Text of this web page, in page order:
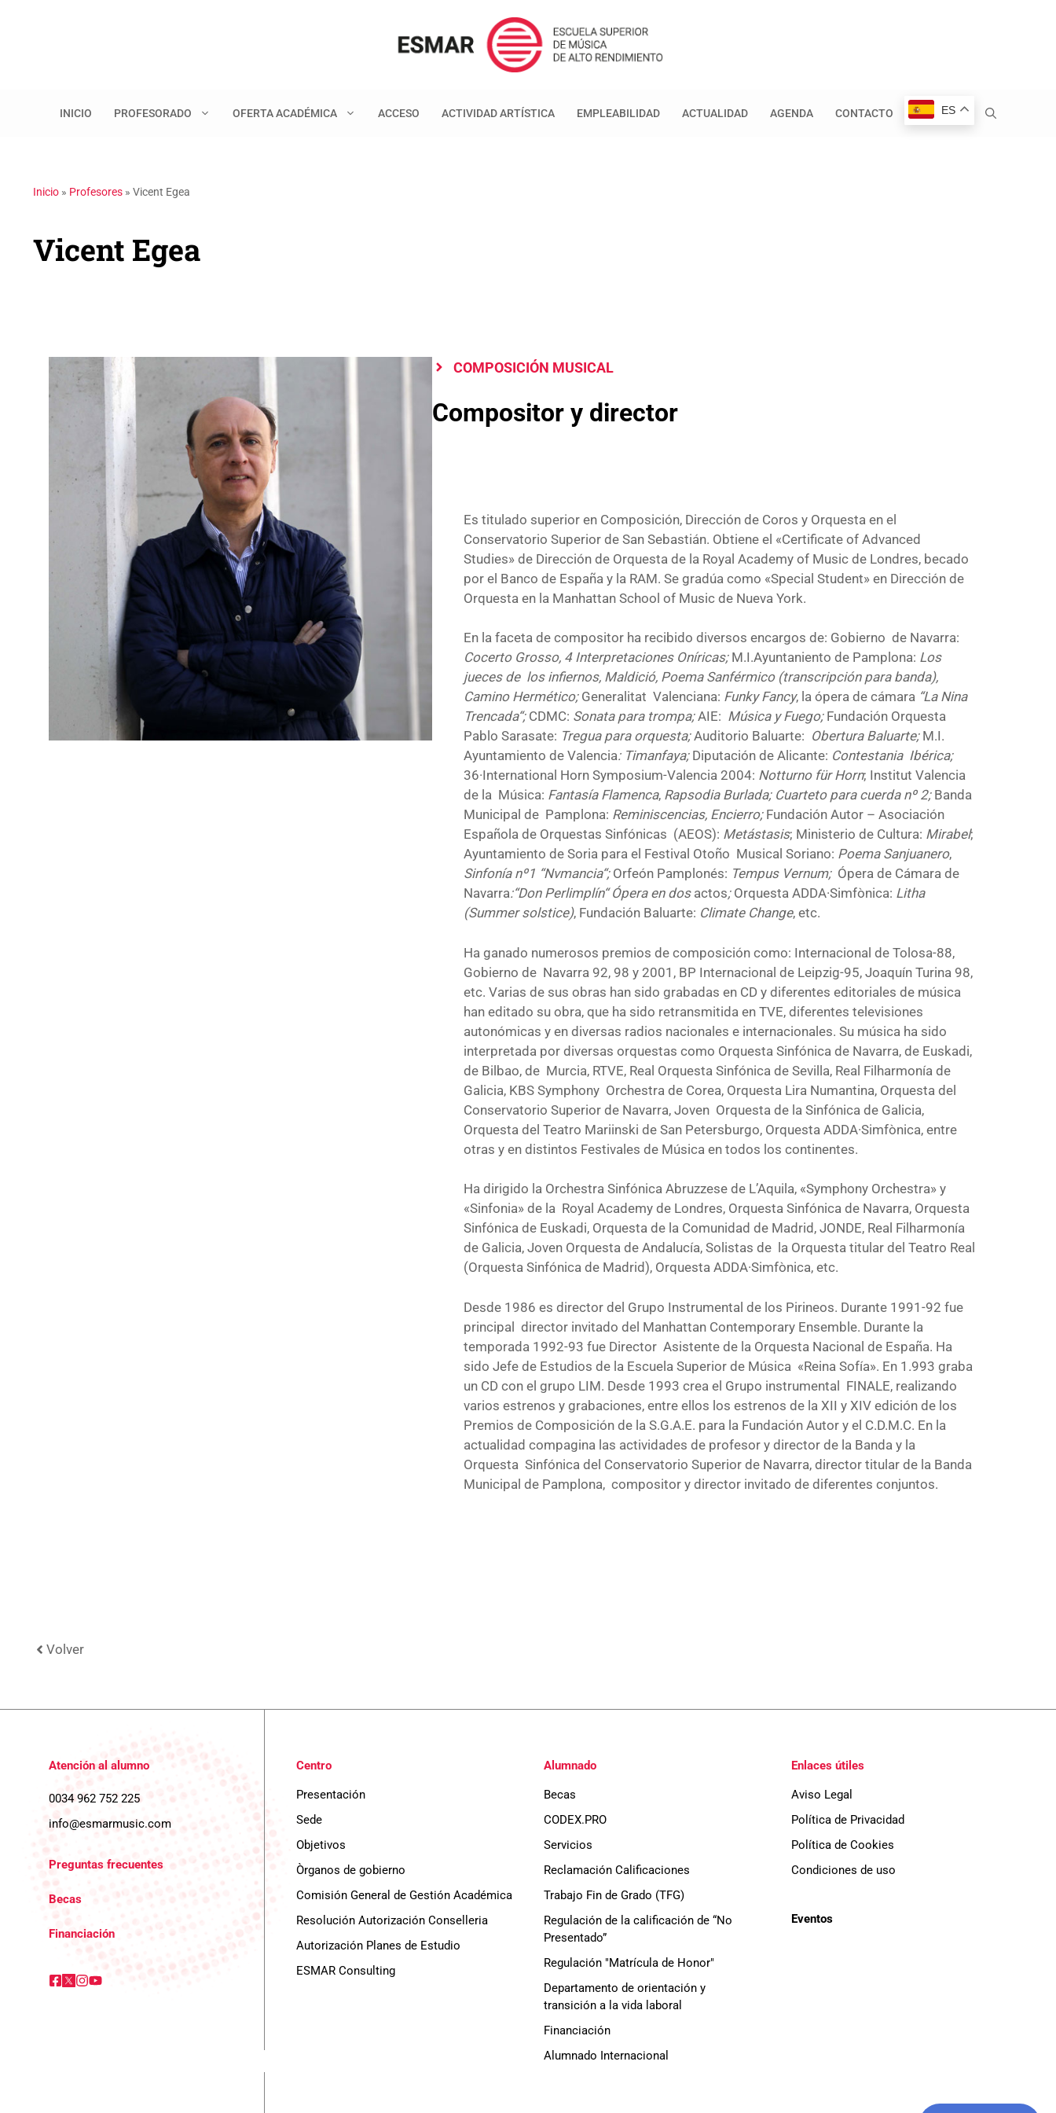
INICIO PROFESORADO OFERTA ACADÉMICA ACCESO ACTIVIDAD ARTÍSTICA EMPLEABILIDAD ACTUALIDAD AGENDA CONTACTO ES
Inicio » Profesores » Vicent Egea
Vicent Egea
COMPOSICIÓN MUSICAL
Compositor y director
Es titulado superior en Composición, Dirección de Coros y Orquesta en el
Conservatorio Superior de San Sebastián. Obtiene el «Certificate of Advanced
Studies» de Dirección de Orquesta de la Royal Academy of Music de Londres, becado
por el Banco de España y la RAM. Se gradúa como «Special Student» en Dirección de
Orquesta en la Manhattan School of Music de Nueva York.
En la faceta de compositor ha recibido diversos encargos de: Gobierno de Navarra:
Cocerto Grosso, 4 Interpretaciones Oníricas; M.I.Ayuntaniento de Pamplona: Los
jueces de los infiernos, Maldició, Poema Sanférmico (transcripción para banda),
Camino Hermético; Generalitat Valenciana: Funky Fancy, la ópera de cámara “La Nina
Trencada“; CDMC: Sonata para trompa;AIE: Música y Fuego; Fundación Orquesta
Pablo Sarasate: Tregua para orquesta;Auditorio Baluarte: Obertura Baluarte; M.I.
Ayuntamiento de Valencia: Timanfaya; Diputación de Alicante: Contestania Ibérica;
36·International Horn Symposium-Valencia 2004: Notturno für Horn; Institut Valencia
de la Música: Fantasía Flamenca, Rapsodia Burlada; Cuarteto para cuerda nº 2; Banda
Municipal de Pamplona: Reminiscencias, Encierro; Fundación Autor – Asociación
Española de Orquestas Sinfónicas (AEOS): Metástasis; Ministerio de Cultura: Mirabel;
Ayuntamiento de Soria para el Festival Otoño Musical Soriano: Poema Sanjuanero,
Sinfonía nº1 “Nvmancia“; Orfeón Pamplonés: Tempus Vernum; Ópera de Cámara de
Navarra:“Don Perlimplín“ Ópera en dos actos; Orquesta ADDA·Simfònica: Litha
(Summer solstice), Fundación Baluarte: Climate Change, etc.
Ha ganado numerosos premios de composición como: Internacional de Tolosa-88,
Gobierno de Navarra 92, 98 y 2001, BP Internacional de Leipzig-95, Joaquín Turina 98,
etc. Varias de sus obras han sido grabadas en CD y diferentes editoriales de música
han editado su obra, que ha sido retransmitida en TVE, diferentes televisiones
autonómicas y en diversas radios nacionales e internacionales. Su música ha sido
interpretada por diversas orquestas como Orquesta Sinfónica de Navarra, de Euskadi,
de Bilbao, de Murcia, RTVE, Real Orquesta Sinfónica de Sevilla, Real Filharmonía de
Galicia, KBS Symphony Orchestra de Corea, Orquesta Lira Numantina, Orquesta del
Conservatorio Superior de Navarra, Joven Orquesta de la Sinfónica de Galicia,
Orquesta del Teatro Mariinski de San Petersburgo, Orquesta ADDA·Simfònica, entre
otras y en distintos Festivales de Música en todos los continentes.
Ha dirigido la Orchestra Sinfónica Abruzzese de L’Aquila, «Symphony Orchestra» y
«Sinfonia» de la Royal Academy de Londres, Orquesta Sinfónica de Navarra, Orquesta
Sinfónica de Euskadi, Orquesta de la Comunidad de Madrid, JONDE, Real Filharmonía
de Galicia, Joven Orquesta de Andalucía, Solistas de la Orquesta titular del Teatro Real
(Orquesta Sinfónica de Madrid), Orquesta ADDA·Simfònica, etc.
Desde 1986 es director del Grupo Instrumental de los Pirineos. Durante 1991-92 fue
principal director invitado del Manhattan Contemporary Ensemble. Durante la
temporada 1992-93 fue Director Asistente de la Orquesta Nacional de España. Ha
sido Jefe de Estudios de la Escuela Superior de Música «Reina Sofía». En 1.993 graba
un CD con el grupo LIM. Desde 1993 crea el Grupo instrumental FINALE, realizando
varios estrenos y grabaciones, entre ellos los estrenos de la XII y XIV edición de los
Premios de Composición de la S.G.A.E. para la Fundación Autor y el C.D.M.C. En la
actualidad compagina las actividades de profesor y director de la Banda y la
Orquesta Sinfónica del Conservatorio Superior de Navarra, director titular de la Banda
Municipal de Pamplona, compositor y director invitado de diferentes conjuntos.
Volver
Atención al alumno
0034 962 752 225
info@esmarmusic.com
Preguntas frecuentes
Becas
Financiación
Centro
Presentación
Sede
Objetivos
Òrganos de gobierno
Comisión General de Gestión Académica
Resolución Autorización Conselleria
Autorización Planes de Estudio
ESMAR Consulting
Alumnado
Becas
CODEX.PRO
Servicios
Reclamación Calificaciones
Trabajo Fin de Grado (TFG)
Regulación de la calificación de “No
Presentado”
Regulación "Matrícula de Honor"
Departamento de orientación y
transición a la vida laboral
Financiación
Alumnado Internacional
Enlaces útiles
Aviso Legal
Política de Privacidad
Política de Cookies
Condiciones de uso
Eventos